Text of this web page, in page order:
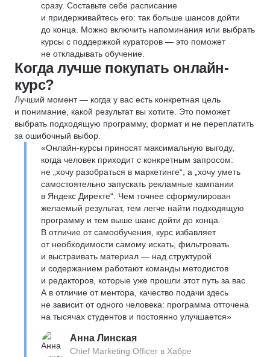
сразу. Составьте себе расписание
и придерживайтесь его: так больше шансов дойти
до конца. Можно включить напоминания или выбрать
курсы с поддержкой кураторов — это поможет
не откладывать обучение.
Когда лучше покупать онлайн-
курс?
Лучший момент — когда у вас есть конкретная цель
и понимание, какой результат вы хотите. Это поможет
выбрать подходящую программу, формат и не переплатить
за ошибочный выбор.
«Онлайн-курсы приносят максимальную выгоду,
когда человек приходит с конкретным запросом:
не „хочу разобраться в маркетинге“, а „хочу уметь
самостоятельно запускать рекламные кампании
в Яндекс Директе“. Чем точнее сформулирован
желаемый результат, тем легче найти подходящую
программу и тем выше шанс дойти до конца.
В отличие от самообучения, курс избавляет
от необходимости самому искать, фильтровать
и выстраивать материал — над структурой
и содержанием работают команды методистов
и редакторов, которые уже прошли этот путь за вас.
А в отличие от ментора, качество подачи здесь
не зависит от одного человека: программа отточена
на тысячах студентов и постоянно улучшается»
Анна Линская
Chief Marketing Officer в Хабре